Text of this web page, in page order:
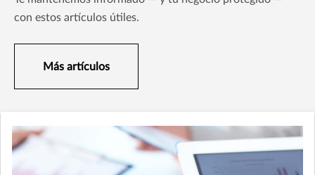
con estos artículos útiles.
Más artículos